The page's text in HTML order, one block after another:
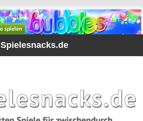
Spielesnacks.de